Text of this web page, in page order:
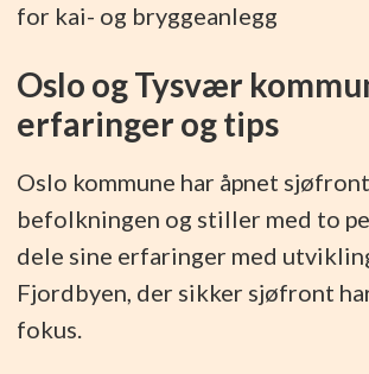
for kai- og bryggeanlegg
Oslo og Tysvær
erfaringer og tips
Oslo kommune har åpnet
befolkningen og stiller med to
dele sine erfaringer med
Fjordbyen, der sikker sjøfront
fokus.